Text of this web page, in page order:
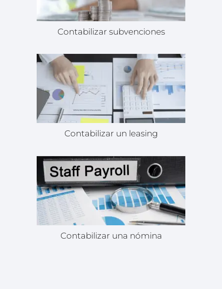
Contabilizar subvenciones
Contabilizar un leasing
Contabilizar una nómina